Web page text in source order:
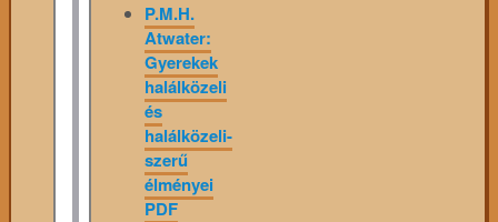
P.M.H.
Atwater:
Gyerekek
halálközeli
és
halálközeli-
szerű
élményei
PDF